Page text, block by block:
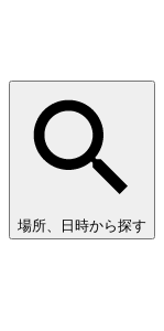
場所、日時から探す